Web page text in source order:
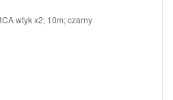
wtyk x2; 10m; czarny